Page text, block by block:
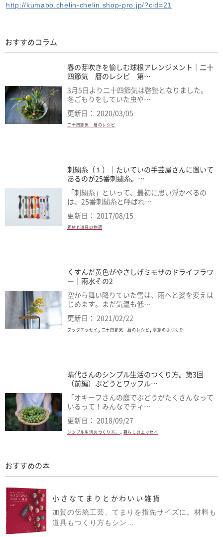
http://kumabo.chelin-chelin.shop-pro.jp/?cid=21
おすすめコラム
春の芽吹きを愉しむ球根アレンジメント｜二十
四節気 暦のレシピ 第…
3月5日より二十四節気は啓蟄となりました。
冬ごもりをしていた虫や…
更新日： 2020/03/05
二十四節気 暦のレシピ
刺繍糸（１）｜たいていの手芸屋さんに置いて
あるのが25番刺繡糸。…
「刺繍糸」といって、最初に思い浮かべるの
は、25番刺繍糸と呼ばれ…
更新日： 2017/08/15
素材と道具の物語
くすんだ黄色がやさしげミモザのドライフラワ
ー｜雨水その2
空から舞い降りていた雪は、雨へと姿を変えは
じめます。まだ気温も低…
更新日： 2021/02/22
ブックエッセイ 二十四節気 暦のレシピ ,季節の手づくり
晴代さんのシンプル生活のつくり方。第3回
（前編）ぶどうとワッフル…
「オキーフさんの庭でぶどうがたくさんなって
いるって！みんなでティ…
更新日： 2018/09/27
シンプル生活のつくり方。 暮らしのエッセイ
おすすめの本
小さなてまりとかわいい雑貨
加賀の伝統工芸、てまりを指先サイズに。材料も
道具もつくり方もシン…